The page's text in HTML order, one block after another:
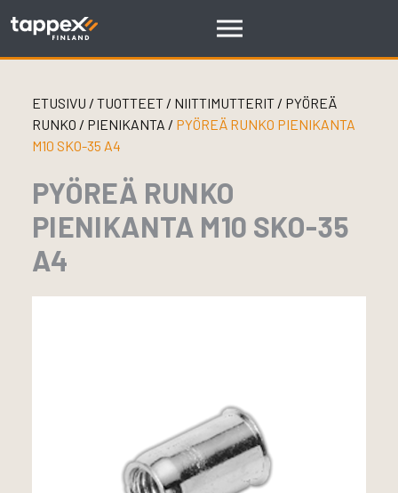
ETUSIVU / TUOTTEET/ NIITTIMUTTERIT / PYÖREÄ
RUNKO / PIENIKANTA / PYÖREÄ RUNKO PIENIKANTA
M10 SKO-35 A4
PYÖREÄ RUNKO
PIENIKANTA M10 SKO-35
A4